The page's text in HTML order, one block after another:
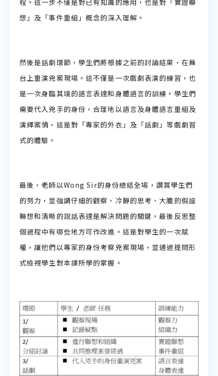
程。這一步不僅是對已有知識的應用，也是對「實證聯
想」及「事件重組」概念的深入理解。
然後是話劇環節，學生們將根據之前的討論結果，在舞
台上重演兇案現場。這不僅是一次戲劇表演的練習，也
是一次身臨其境的語言表達和身體語言的訓練。學生們
需要代入兇手的身份，合理地以語言及身體語言重組及
演繹案情，這是對「專家的外衣」及「話劇」等戲劇習
式的體驗。
最後，老師以Wong Sir的身份總結全場，讚賞學生們
的努力，並強調仔細的觀察、冷靜的思考、大膽的假設
聯想和清晰的說話表達是解決問題的關鍵，最後反思整
個過程中有哪些地方可作改進。這是對學生的一次賦
權，讓他們以專家的身份考察兇案現場，並通過提問形
式檢視學生對本課所學的掌握。